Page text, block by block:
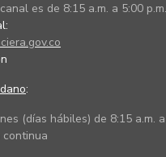
es de 8:15 a.m. a 5:00 p.m.
:
(días hábiles) de 8:15 a.m.
continua